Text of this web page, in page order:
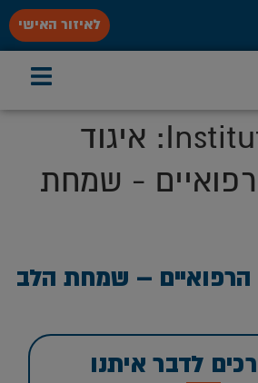
לאיזור האישי
איגוד
- שמחת
הרפואיים – שמחת הלב
לדבר איתנו